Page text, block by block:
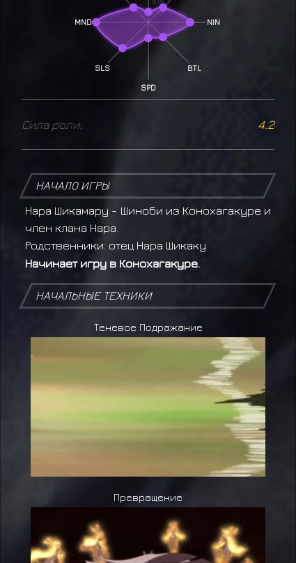
20%
NIN
BTL
SPD
SLS
MND
Сила роли: 4.2
НАЧАЛО ИГРЫ
Нара Шикамару - Шиноби из Конохагакуре и
член клана Нара.
Родственники: отец Нара Шикаку
Начинает игру в Конохагакуре.
НАЧАЛЬНЫЕ ТЕХНИКИ
Теневое Подражание
Превращение